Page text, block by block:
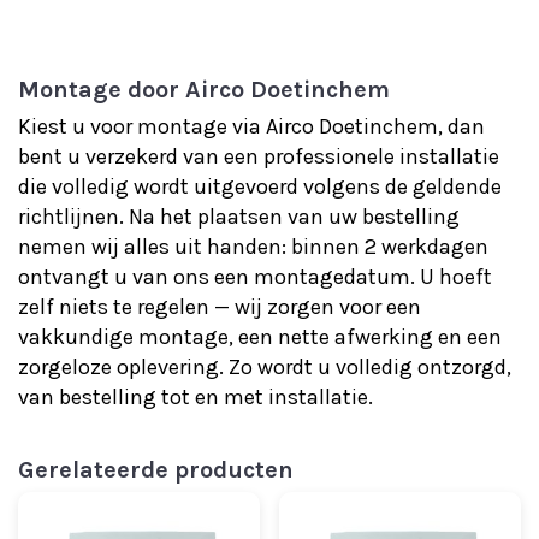
Montage door Airco Doetinchem
Kiest u voor montage via Airco Doetinchem, dan
bent u verzekerd van een professionele installatie
die volledig wordt uitgevoerd volgens de geldende
richtlijnen. Na het plaatsen van uw bestelling
nemen wij alles uit handen: binnen 2 werkdagen
ontvangt u van ons een montage­datum. U hoeft
zelf niets te regelen — wij zorgen voor een
vakkundige montage, een nette afwerking en een
zorgeloze oplevering. Zo wordt u volledig ontzorgd,
van bestelling tot en met installatie.
Gerelateerde producten